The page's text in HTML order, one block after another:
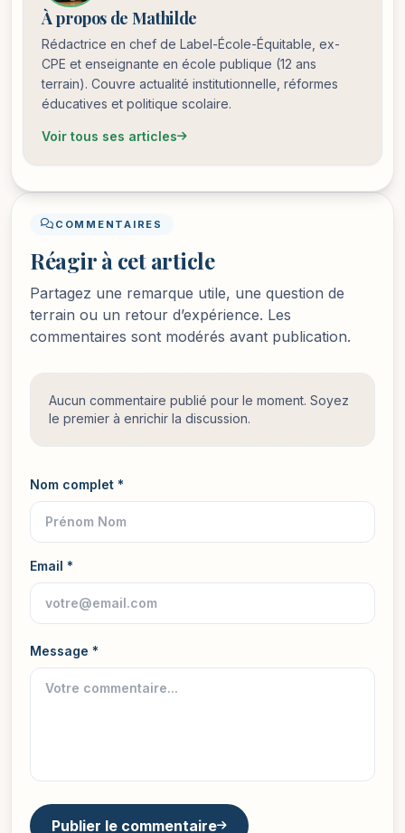
À propos de Mathilde
Rédactrice en chef de Label-École-Équitable, ex-
CPE et enseignante en école publique (12 ans
terrain). Couvre actualité institutionnelle, réformes
éducatives et politique scolaire.
Voir tous ses articles
COMMENTAIRES
Réagir à cet article
Partagez une remarque utile, une question de
terrain ou un retour d’expérience. Les
commentaires sont modérés avant publication.
Aucun commentaire publié pour le moment. Soyez
le premier à enrichir la discussion.
Nom complet *
Email *
Message *
Publier le commentaire